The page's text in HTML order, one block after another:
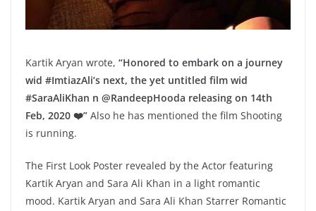
Kartik Aryan wrote, “Honored to embark on a journey
wid #ImtiazAli’s next, the yet untitled film wid
#SaraAliKhan n @RandeepHooda releasing on 14th
Feb, 2020 ❤️” Also he has mentioned the film Shooting
is running.
The First Look Poster revealed by the Actor featuring
Kartik Aryan and Sara Ali Khan in a light romantic
mood. Kartik Aryan and Sara Ali Khan Starrer Romantic